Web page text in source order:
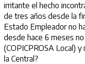
irritante el hecho
de tres años desde la
Estado Empleador no
desde hace 6 meses
(COPICPROSA Local)
la Central?